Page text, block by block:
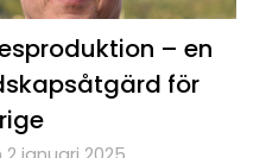
– en
för